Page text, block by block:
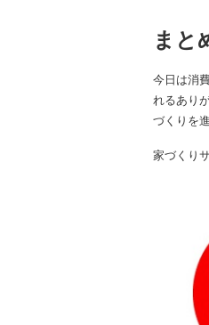
まと
今日は消
れるあり
づくりを
家づく